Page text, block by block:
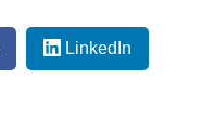
LinkedIn